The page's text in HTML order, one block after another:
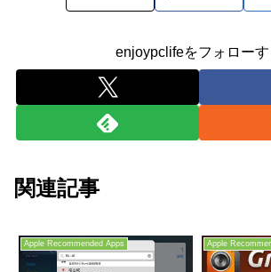
enjoypclifeをフォローす
関連記事
Apple Recommended Apps Apple